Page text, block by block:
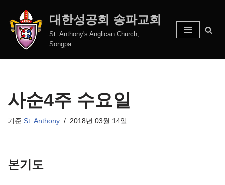
콘
뛰
대한성공회 송파교회
St. Anthony's Anglican Church,
Songpa
사순4주 수요일
기준 St. Anthony 2018년 03월 14일
본기도